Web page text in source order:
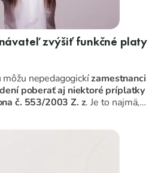
platy
nepedagogickízamestnanci
poberať aj niektoré príplatky
č. 553/2003 Z. z. Je to najmä,
príplatok, príplatok za